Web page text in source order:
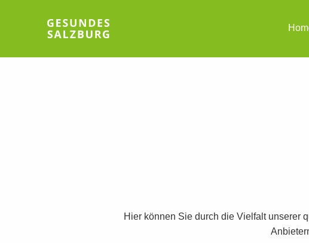
Hier können Sie durch die Vielfalt unserer